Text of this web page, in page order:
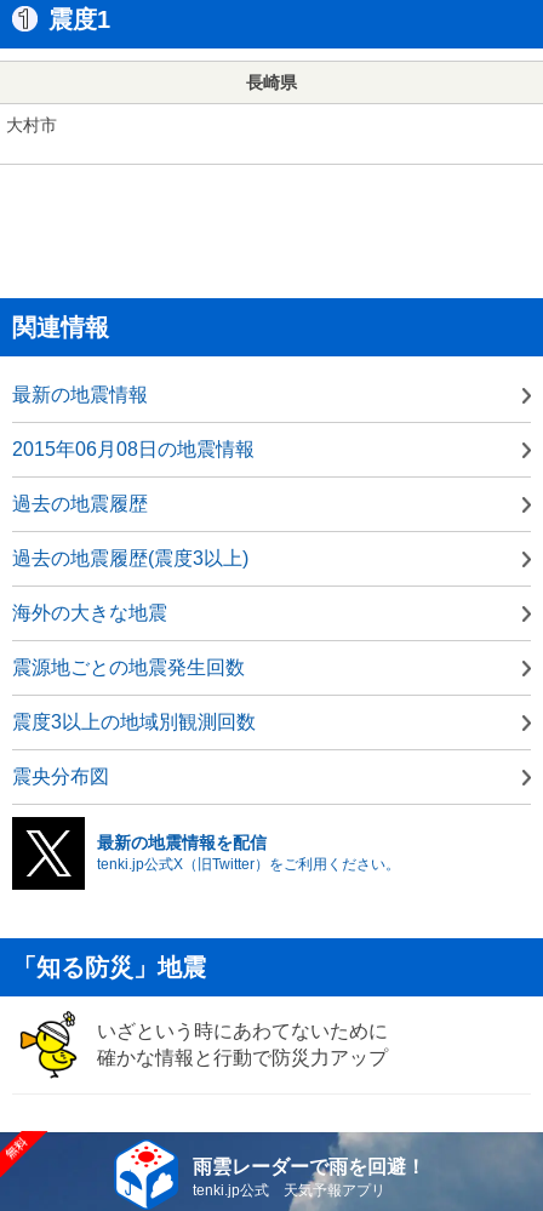
震度1
長崎県
大村市
関連情報
最新の地震情報
2015年06月08日の地震情報
過去の地震履歴
過去の地震履歴(震度3以上)
海外の大きな地震
震源地ごとの地震発生回数
震度3以上の地域別観測回数
震央分布図
最新の地震情報を配信
tenki.jp公式X（旧Twitter）をご利用ください。
「知る防災」地震
いざという時にあわてないために
確かな情報と行動で防災力アップ
雨雲レーダーで雨を回避！
tenki.jp公式 天気予報アプリ